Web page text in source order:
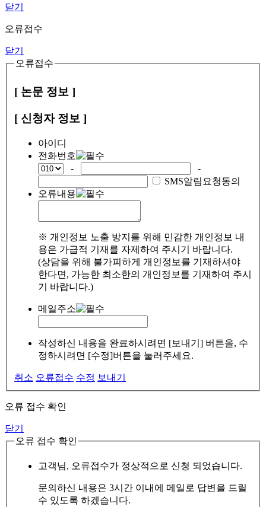
닫기
오류접수
닫기
오류접수
[ 논문 정보 ]
[ 신청자 정보 ]
아이디
전화번호
-
-
SMS알림요청동의
오류내용
※ 개인정보 노출 방지를 위해 민감한 개인정보 내
용은 가급적 기재를 자제하여 주시기 바랍니다.
(상담을 위해 불가피하게 개인정보를 기재하셔야
한다면, 가능한 최소한의 개인정보를 기재하여 주시
기 바랍니다.)
메일주소
작성하신 내용을 완료하시려면 [보내기] 버튼을, 수
정하시려면 [수정]버튼을 눌러주세요.
취소 오류접수 수정 보내기
오류 접수 확인
닫기
오류 접수 확인
고객님, 오류접수가 정상적으로 신청 되었습니다.
문의하신 내용은 3시간 이내에 메일로 답변을 드릴
수 있도록 하겠습니다.